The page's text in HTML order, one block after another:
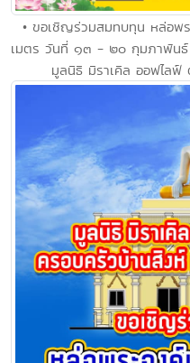
• ขอเชิญร่วมสมทบทุน หล่อ
เมตร วันที่ ๑๓ - ๒๐ กุมภาพัน
มูลนิธิ มิราเคิล ออฟไลฟ์